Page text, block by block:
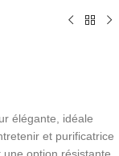
élégante, idéale
et purificatrice